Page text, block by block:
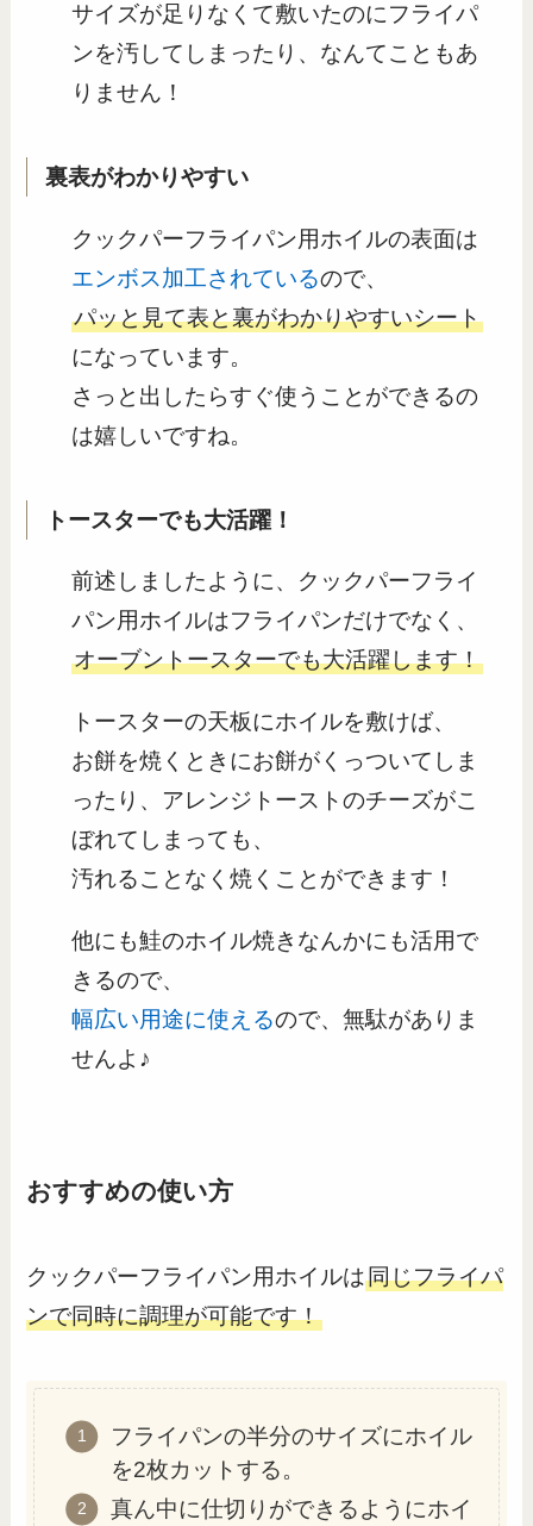
サイズが足りなくて敷いたのにフライパ
ンを汚してしまったり、なんてこともあ
りません！
裏表がわかりやすい
クックパーフライパン用ホイルの表面は
エンボス加工されているので、
パッと見て表と裏がわかりやすいシート
になっています。
さっと出したらすぐ使うことができるの
は嬉しいですね。
トースターでも大活躍！
前述しましたように、クックパーフライ
パン用ホイルはフライパンだけでなく、
オーブントースターでも大活躍します！
トースターの天板にホイルを敷けば、
お餅を焼くときにお餅がくっついてしま
ったり、アレンジトーストのチーズがこ
ぼれてしまっても、
汚れることなく焼くことができます！
他にも鮭のホイル焼きなんかにも活用で
きるので、
幅広い用途に使えるので、無駄がありま
せんよ♪
おすすめの使い方
クックパーフライパン用ホイルは同じフライパ
ンで同時に調理が可能です！
フライパンの半分のサイズにホイル
を2枚カットする。
真ん中に仕切りができるようにホイ